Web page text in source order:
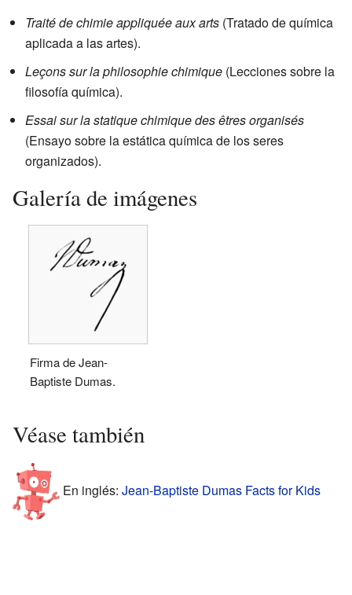
Traité de chimie appliquée aux arts (Tratado de química
aplicada a las artes).
Leçons sur la philosophie chimique (Lecciones sobre la
filosofía química).
Essai sur la statique chimique des êtres organisés
(Ensayo sobre la estática química de los seres
organizados).
Galería de imágenes
Firma de Jean-
Baptiste Dumas.
Véase también
En inglés: Jean-Baptiste Dumas Facts for Kids